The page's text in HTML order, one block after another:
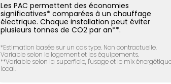
Les PAC permettent des économies
significatives* comparées à un chauffage
électrique. Chaque installation peut éviter
plusieurs tonnes de CO2 par an**.
*Estimation basée sur un cas type. Non contractuelle.
Variable selon le logement et les équipements.
**Variable selon la superficie, l'usage et le mix
local.